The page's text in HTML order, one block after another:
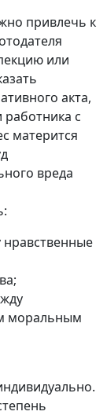
привлечь к
или
акта,
с
матерится
вреда
нравственные
моральным